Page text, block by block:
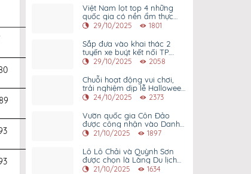
Dương
Việt Nam lọt top 4 những
quốc gia có nền ẩm thực
hấp dẫn nhất thế giới 2025
29/10/2025 1801
Sắp đưa vào khai thác 2
tuyến xe buýt kết nối TP.
HCM với khu vực Bình Dương
(cũ)
29/10/2025 2058
Chuỗi hoạt động vui chơi,
trải nghiệm dịp lễ Halloween
năm 2025 tại AEON Mall
24/10/2025 2373
Vườn quốc gia Côn Đảo
được công nhận vào Danh
lục xanh
21/10/2025 1897
Lô Lô Chải và Quỳnh Sơn
được chọn là Làng Du lịch
tốt nhất thế giới năm 2025
21/10/2025 1634